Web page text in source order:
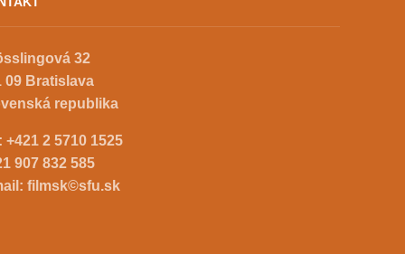
32
09 Bratislava
republika
+421 2 5710 1525
907 832 585
filmsk©sfu.sk